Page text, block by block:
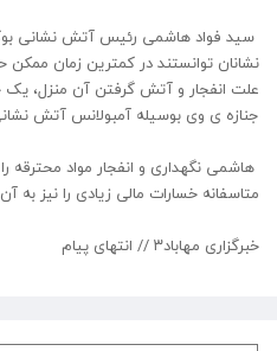
سید فواد هاشمی رئیس آتش نشانی
نشانان توانستند در کمترین زمان ممکن
جنازه ی وی بوسیله آمبولانس آتش
هاشمی نگهداری و انفجار مواد محترقه
متاسفانه خسارات مالی زیادی را نیز به
خبرگزاری مهاباد۳ // انتهای پیام